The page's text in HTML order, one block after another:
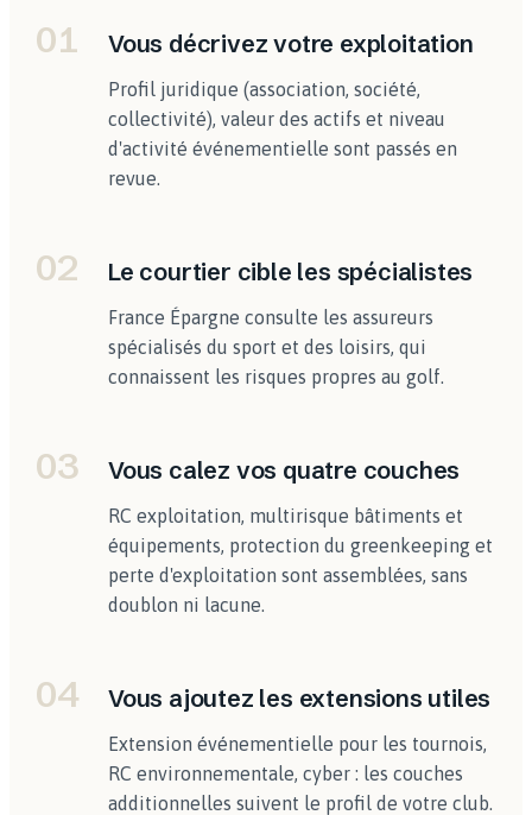
01 Vous décrivez votre exploitation
Profil juridique (association, société,
collectivité), valeur des actifs et niveau
d'activité événementielle sont passés en
revue.
02 Le courtier cible les spécialistes
France Épargne consulte les assureurs
spécialisés du sport et des loisirs, qui
connaissent les risques propres au golf.
03 Vous calez vos quatre couches
RC exploitation, multirisque bâtiments et
équipements, protection du greenkeeping et
perte d'exploitation sont assemblées, sans
doublon ni lacune.
04 Vous ajoutez les extensions utiles
Extension événementielle pour les tournois,
RC environnementale, cyber : les couches
additionnelles suivent le profil de votre club.